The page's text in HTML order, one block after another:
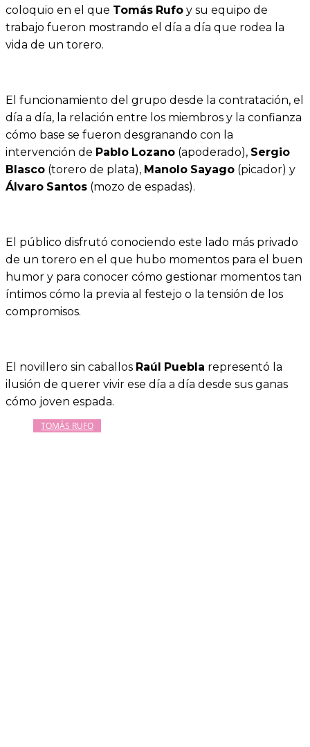
coloquio en el que Tomás Rufo y su equipo de
trabajo fueron mostrando el día a día que rodea la
vida de un torero.
El funcionamiento del grupo desde la contratación, el
día a día, la relación entre los miembros y la confianza
cómo base se fueron desgranando con la
intervención de Pablo Lozano (apoderado), Sergio
Blasco (torero de plata), Manolo Sayago (picador) y
Álvaro Santos (mozo de espadas).
El público disfrutó conociendo este lado más privado
de un torero en el que hubo momentos para el buen
humor y para conocer cómo gestionar momentos tan
íntimos cómo la previa al festejo o la tensión de los
compromisos.
El novillero sin caballos Raúl Puebla representó la
ilusión de querer vivir ese día a día desde sus ganas
cómo joven espada.
TOMÁS RUFO